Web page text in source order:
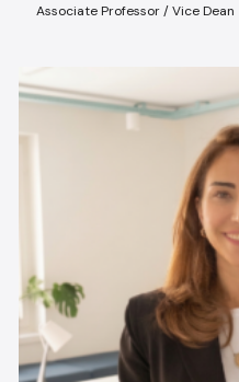
Associate Professor / Vice Dean